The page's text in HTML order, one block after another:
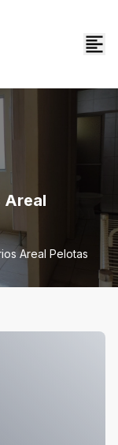
Areal
Areal Pelotas